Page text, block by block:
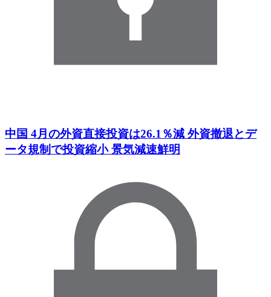
中国 4月の外資直接投資は26.1％減 外資撤退とデ
ータ規制で投資縮小 景気減速鮮明